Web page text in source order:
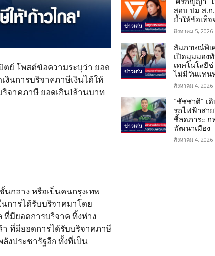
ตย์ โพสต์ข้อความระบุว่า ยอด
งินการบริจาคภาษีเงินได้ให้
ริจาคภาษี ยอดเกิน1ล้านบาท
กลาง หรือเป็นคนกรุงเทพ
การได้รับบริจาคมาโดย
มียอดการบริจาค ทิ้งห่าง
า ที่มียอดการได้รับบริจาคภาษี
งประชารัฐอีก ทั้งที่เป็น
ข่าวเด่น
สอบ ปม ส.ก
ย้ำให้ข้อเท็
สิงหาคม 5, 2026
ข่าวเด่น
สัมภาษณ์พิเ
เปิดมุมมอง
เทคโนโลยี
ไม่มีวันแทน
สิงหาคม 4, 2026
ข่าวเด่น
“ชัชชาติ” เ
รถไฟฟ้าสาย
ชี้ลดภาระ ก
พัฒนาเมือง
สิงหาคม 4, 2026